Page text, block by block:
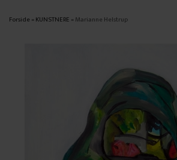
Forside »KUNSTNERE »Marianne Helstrup